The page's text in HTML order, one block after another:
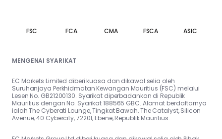
FSC FCA CMA FSCA ASIC
MENGENAI SYARIKAT
EC Markets Limited diberi kuasa dan dikawal selia oleh
Suruhanjaya Perkhidmatan Kewangan Mauritius (FSC) melalui
Lesen No. GB21200130. Syarikat diperbadankan di Republik
Mauritius dengan No. Syarikat 188565 GBC. Alamat berdaftarnya
ialah The Cyberati Lounge, Tingkat Bawah, The Catalyst, Silicon
Avenue, 40 Cybercity, 72201, Ebene, Republik Mauritius.